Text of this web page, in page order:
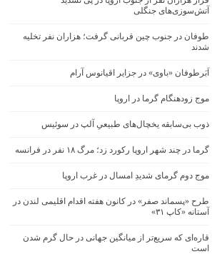
آتش‌سوزی‌های جنگلی
طوفان در جنوب چین قربانی گرفت؛ هزاران نفر تخلیه
شدند
اَبَرطوفان «باوی» در جزایر اقیانوس آرام
موج زودهنگام گرما در اروپا
ذوب بی‌سابقه یخچال‌های طبیعیِ آلپ در سوئیس
گرما در چند شهر اروپا رکورد زد؛ مرگ ۱۸ نفر در فرانسه
موج دوم گرمای شدیدِ امسال در غرب اروپا
طرح «پسماند صفر» در کانون هفته اقدام اقلیمی لندن در
آستانه «کاپ ۳۱»
قاره‌ای که سریع‌تر از میانگین جهانی در حال گرم شدن
است